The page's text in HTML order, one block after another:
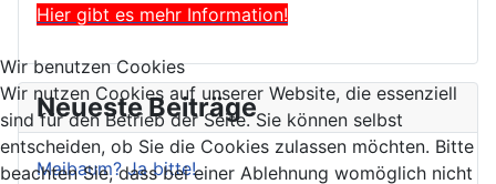
Hier gibt es mehr Information!
Neueste Beiträge
Maibaum? Ja bitte!
Wir benutzen Cookies
Wir nutzen Cookies auf unserer Website, die essenziell
sind für den Betrieb der Seite. Sie können selbst
entscheiden, ob Sie die Cookies zulassen möchten. Bitte
beachten Sie, dass bei einer Ablehnung womöglich nicht